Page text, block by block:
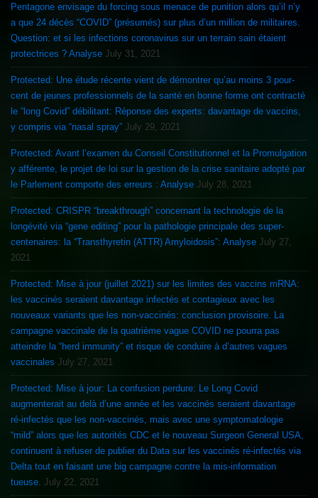
Pentagone envisage du forcing sous menace de punition alors qu’il n’y
a que 24 décès “COVID” (présumés) sur plus d’un million de militaires.
Question: et si les infections coronavirus sur un terrain sain étaient
protectrices ? Analyse July 31, 2021
Protected: Une étude récente vient de démontrer qu’au moins 3 pour-
cent de jeunes professionnels de la santé en bonne forme ont contracté
le “long Covid” débilitant: Réponse des experts: davantage de vaccins,
y compris via “nasal spray” July 29, 2021
Protected: Avant l’examen du Conseil Constitutionnel et la Promulgation
y afférente, le projet de loi sur la gestion de la crise sanitaire adopté par
le Parlement comporte des erreurs : Analyse July 28, 2021
Protected: CRISPR “breakthrough” concernant la technologie de la
longévité via “gene editing” pour la pathologie principale des super-
centenaires: la “Transthyretin (ATTR) Amyloidosis”: Analyse July 27,
2021
Protected: Mise à jour (juillet 2021) sur les limites des vaccins mRNA:
les vaccinés seraient davantage infectés et contagieux avec les
nouveaux variants que les non-vaccinés: conclusion provisoire. La
campagne vaccinale de la quatrième vague COVID ne pourra pas
atteindre la “herd immunity” et risque de conduire à d’autres vagues
vaccinales July 27, 2021
Protected: Mise à jour: La confusion perdure: Le Long Covid
augmenterait au delà d’une année et les vaccinés seraient davantage
ré-infectés que les non-vaccinés, mais avec une symptomatologie
“mild” alors que les autorités CDC et le nouveau Surgeon General USA,
continuent à refuser de publier du Data sur les vaccinés ré-infectés via
Delta tout en faisant une big campagne contre la mis-information
tueuse. July 22, 2021